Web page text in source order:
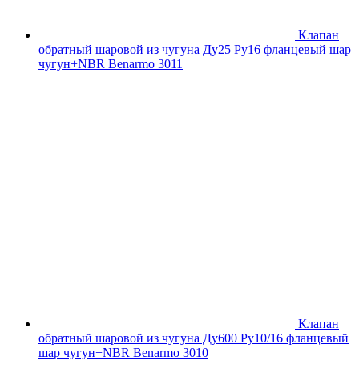
Клапан
обратный шаровой из чугуна Ду25 Ру16 фланцевый шар
чугун+NBR Benarmo 3011
Клапан
обратный шаровой из чугуна Ду600 Ру10/16 фланцевый
шар чугун+NBR Benarmo 3010